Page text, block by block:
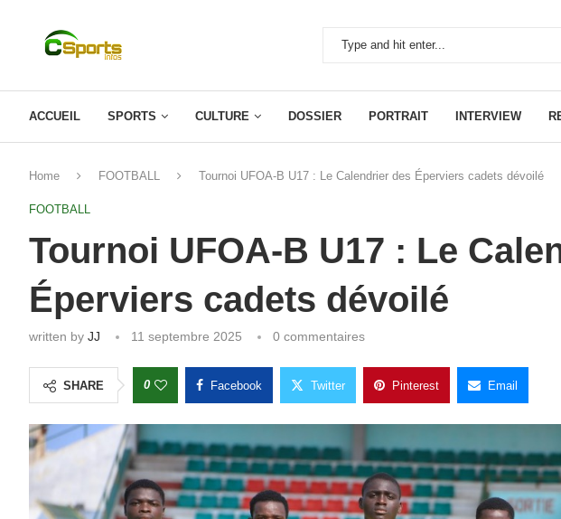
ACCUEIL SPORTS CULTURE DOSSIER PORTRAIT INTERVIEW
Home FOOTBALL Tournoi UFOA-B U17 : Le Calendrier des Éperviers cadets dévoilé
FOOTBALL
Tournoi UFOA-B U17 : Le
Éperviers cadets dévoilé
written by JJ 11 septembre 2025 0 commentaires
SHARE 0 Facebook Twitter Pinterest Email